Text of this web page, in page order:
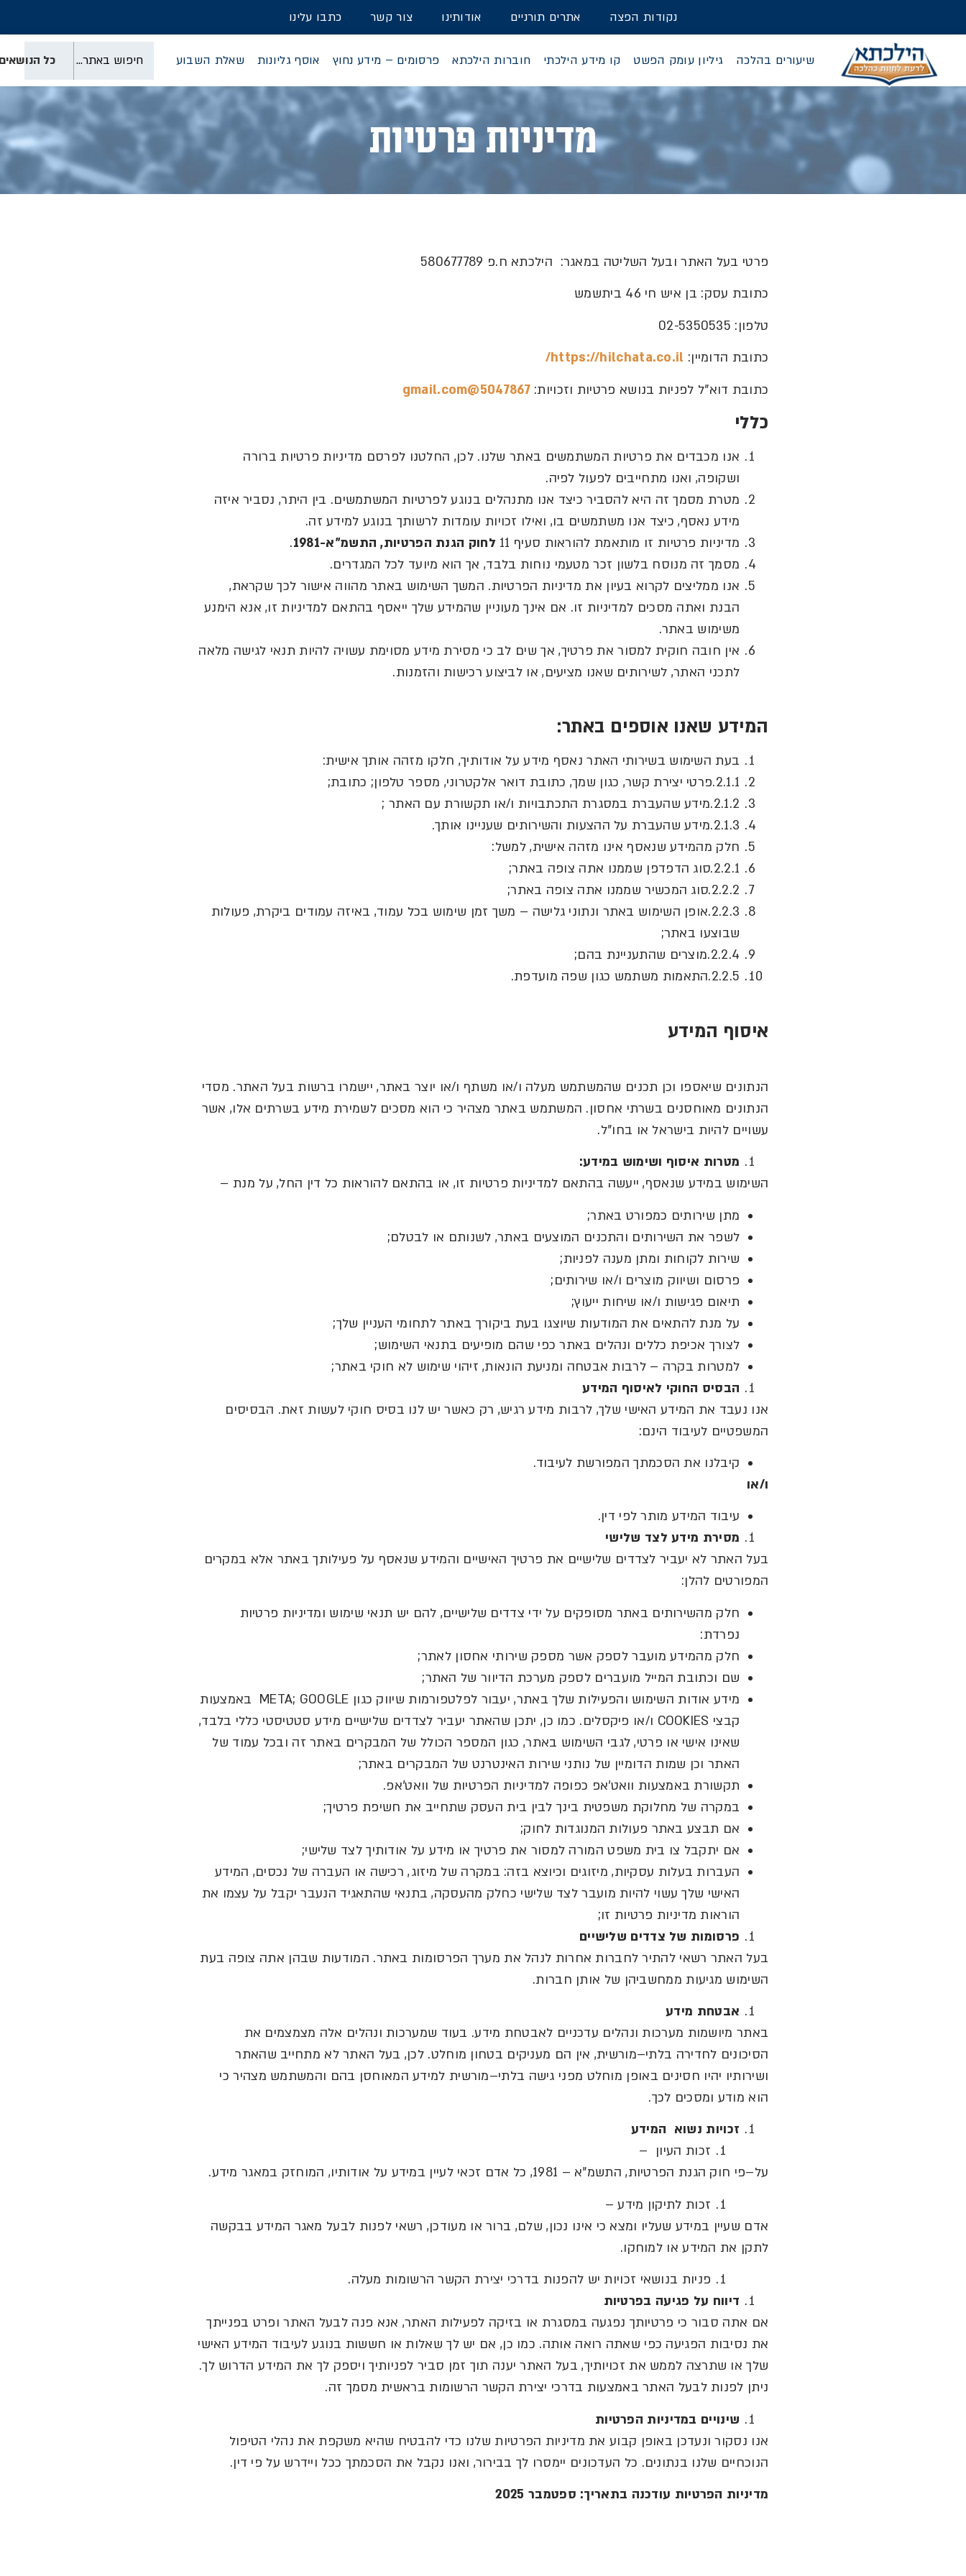
נקודות הפצה אתרים תורניים אודותינו צור קשר כתבו עלינו
שיעורים בהלכה גיליון עומק הפשט קו מידע הילכתי חוברות הילכתא פרסומים – מידע נחוץ אוסף גליונות שאלת השבוע כל
מדיניות פרטיות
פרטי בעל האתר ובעל השליטה במאגר: הילכתא ח.פ
כתובת עסק: בן איש חי
ביתשמש
טלפון: 02-5350535
כתובת הדומיין:
https://hilchata.co.il/
כתובת דוא"ל לפניות בנושא פרטיות וזכויות:
5047867@gmail.com
כללי
אנו מכבדים את פרטיות המשתמשים באתר שלנו.לכן, החלטנו לפרסם מדיניות פרטיות ברורה
ושקופה, ואנו מתחייבים לפעול לפיה.
מטרת מסמך זה היא להסביר כיצד אנו מתנהלים בנוגע לפרטיות המשתמשים. בין היתר, נסביר איזה
מידע נאסף, כיצד אנו משתמשים בו, ואילו זכויות עומדות לרשותך בנוגע למידע זה.
מדיניות פרטיות זו מותאמת להוראות סעיף
לחוק הגנת הפרטיות, התשמ"א-1981
.
מסמך זה מנוסח בלשון זכר מטעמי נוחות בלבד, אך הוא מיועד לכל המגדרים.
אנו ממליצים לקרוא בעיון את מדיניות הפרטיות. המשך השימוש באתר מהווה אישור לכך שקראת,
הבנת ואתה מסכים למדיניות זו. אם אינך מעוניין שהמידע שלך ייאסף בהתאם למדיניות זו, אנא הימנע
משימוש באתר.
אין חובה חוקית למסור את פרטיך, אך שים לב כי מסירת מידע מסוימת עשויה להיות תנאי לגישה מלאה
לתכני האתר, לשירותים שאנו מציעים, או לביצוע רכישות והזמנות.
המידע שאנו אוספים באתר:
בעת השימוש בשירותי האתר נאסף מידע על אודותיך, חלקו מזהה אותך אישית:
2.1.1.פרטי יצירת קשר
, כגון שמך, כתובת דואר אלקטרוני, מספר טלפון; כתובת;
2.1.2.מידע שהעברת במסגרת התכתבויות ו
/או תקשורת עם האתר ;
2.1.3.מידע שהעברת על ההצעות והשירותים שעניינו אותך.
חלק מהמידע שנאסף אינו מזהה אישית,למשל:
2.2.1.סוג הדפדפן שממנו אתה צופה באתר
;
2.2.2.סוג המכשיר שממנו אתה צופה באתר
;
2.2.3.אופן השימוש באתר ונתוני גלישה
– משך זמן שימוש בכל עמוד, באיזה עמודים ביקרת, פעולות
שבוצעו באתר;
2.2.4.מוצרים שהתעניינת בהם
;
2.2.5.התאמות משתמש כגון שפה מועדפת.
איסוף המידע
הנתונים שיאספו וכן תכנים שהמשתמש מעלה ו/או משתף ו/או יוצר באתר, יישמרו ברשות בעל האתר. מסדי
הנתונים מאוחסנים בשרתי אחסון. המשתמש באתר מצהיר כי הוא מסכים לשמירת מידע בשרתים אלו, אשר
עשויים להיות בישראל או בחו"ל.
מטרות איסוף ושימוש במידע:
השימוש במידע שנאסף, ייעשה בהתאם למדיניות פרטיות זו, או בהתאם להוראות כל דין החל, על מנת –
מתן שירותים כמפורט באתר;
לשפר את השירותים והתכנים המוצעים באתר, לשנותם או לבטלם;
שירות לקוחות ומתן מענה לפניות;
פרסום ושיווק מוצרים ו/או שירותים;
תיאום פגישות ו/או שיחות ייעוץ;
על מנת להתאים את המודעות שיוצגו בעת ביקורך באתר לתחומי העניין שלך;
לצורך אכיפת כללים ונהלים באתר כפי שהם מופיעים בתנאי השימוש;
למטרות בקרה –לרבות אבטחה ומניעת הונאות, זיהוי שימוש לא חוקי באתר;
הבסיס החוקי לאיסוף המידע
אנו נעבד את המידע האישי שלך, לרבות מידע רגיש, רק כאשר יש לנו בסיס חוקי לעשות זאת. הבסיסים
המשפטיים לעיבוד הינם:
קיבלנו את הסכמתך המפורשת לעיבוד.
ו/או
עיבוד המידע מותר לפי דין.
מסירת מידע לצד שלישי
בעל האתר לא יעביר לצדדים שלישיים את פרטיך האישיים והמידע שנאסף על פעילותך באתר אלא במקרים
המפורטים להלן:
חלק מהשירותים באתר מסופקים על ידי צדדים שלישיים, להם יש תנאי שימוש ומדיניות פרטיות
נפרדת:
חלק מהמידע מועבר לספק אשר מספק שירותי אחסון לאתר;
שם וכתובת המייל מועברים לספק מערכת הדיוור של האתר;
מידע אודות השימוש והפעילות שלך באתר, יעבור לפלטפורמות שיווק כגון
באמצעות
קבצי
ו/או פיקסלים. כמו כן, יתכן שהאתר יעביר לצדדים שלישיים מידע סטטיסטי כללי בלבד,
שאינו אישי או פרטי, לגבי השימוש באתר, כגון המספר הכולל של המבקרים באתר זה ובכל עמוד של
האתר וכן שמות הדומיין של נותני שירות האינטרנט של המבקרים באתר;
תקשורת באמצעות וואט'אפ כפופה למדיניות הפרטיות של וואט'אפ.
במקרה של מחלוקת משפטית בינך לבין בית העסק שתחייב את חשיפת פרטיך;
אם תבצע באתר פעולות המנוגדות לחוק;
אם יתקבל צו בית משפט המורה למסור את פרטיך או מידע על אודותיך לצד שלישי;
העברות בעלות עסקיות, מיזוגים וכיוצא בזה: במקרה של מיזוג, רכישה או העברה של נכסים, המידע
האישי שלך עשוי להיות מועבר לצד שלישי כחלק מהעסקה, בתנאי שהתאגיד הנעבר יקבל על עצמו את
הוראות מדיניות פרטיות זו;
פרסומות של צדדים שלישיים
בעל האתר רשאי להתיר לחברות אחרות לנהל את מערך הפרסומות באתר. המודעות שבהן אתה צופה בעת
השימוש מגיעות ממחשביהן של אותן חברות.
אבטחת מידע
באתר מיושמות מערכות ונהלים עדכניים לאבטחת מידע. בעוד שמערכות ונהלים אלה מצמצמים את
הסיכונים לחדירה בלתי–מורשית, אין הם מעניקים בטחון מוחלט. לכן, בעל האתר לא מתחייב שהאתר
ושירותיו יהיו חסינים באופן מוחלט מפני גישה בלתי–מורשית למידע המאוחסן בהם והמשתמש מצהיר כי
הוא מודע ומסכים לכך.
זכויות נשוא המידע
זכות העיון
–
על–פי חוק הגנת הפרטיות, התשמ"א – 1981, כל אדם זכאי לעיין במידע על אודותיו, המוחזק במאגר מידע.
זכות לתיקון מידע–
אדם שעיין במידע שעליו ומצא כי אינו נכון, שלם, ברור או מעודכן, רשאי לפנות לבעל מאגר המידע בבקשה
לתקן את המידע או למוחקו.
פניות בנושאי זכויות יש להפנות בדרכי יצירת הקשר הרשומות מעלה.
דיווח על פגיעה בפרטיות
אם אתה סבור כי פרטיותך נפגעה במסגרת או בזיקה לפעילות האתר, אנא פנה לבעל האתר ופרט בפנייתך
את נסיבות הפגיעה כפי שאתה רואה אותה. כמו כן, אם יש לך שאלות או חששות בנוגע לעיבוד המידע האישי
שלך או שתרצה לממש את זכויותיך, בעל האתר יענה תוך זמן סביר לפניותיך ויספק לך את המידע הדרוש לך.
ניתן לפנות לבעל האתר באמצעות בדרכי יצירת הקשר הרשומות בראשית מסמך זה.
שינויים במדיניות הפרטיות
אנו נסקור ונעדכן באופן קבוע את מדיניות הפרטיות שלנו כדי להבטיח שהיא משקפת את נהלי הטיפול
הנוכחיים שלנו בנתונים. כל העדכונים יימסרו לך בבירור, ואנו נקבל את הסכמתך ככל ויידרש על פי דין.
מדיניות הפרטיות עודכנה בתאריך: ספטמבר